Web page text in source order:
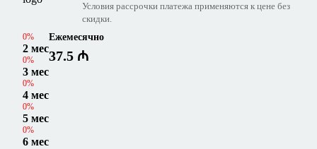
Условия рассрочки платежа применяются к цене без
скидки.
0%
2 мес
0%
3 мес
0%
4 мес
0%
5 мес
0%
6 мес
Ежемесячно
37.5 ₼